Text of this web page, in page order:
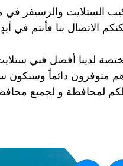
الستلايت والرسيفر في
الاتصال بنا فأنتم في أيدٍ
لدينا أفضل فني
متوفرون دائماً وسنكون
لكم لمحافظة و لجميع